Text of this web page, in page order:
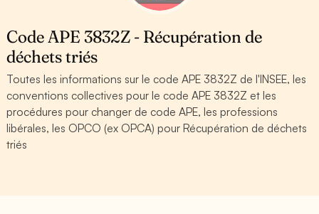
Code APE 3832Z - Récupération de
déchets triés
Toutes les informations sur le code APE 3832Z de l'INSEE, les
conventions collectives pour le code APE 3832Z et les
procédures pour changer de code APE, les professions
libérales, les OPCO (ex OPCA) pour Récupération de déchets
triés